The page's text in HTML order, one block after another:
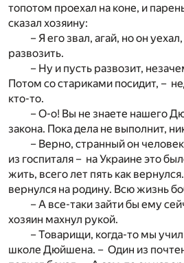
топотом проехал на коне, и
сказал хозяину:
– Я его звал, агай, но он
развозить.
– Ну и пусть развозит,
Потом со стариками посидит, –
кто-то.
– О-о! Вы не знаете нашего
закона. Пока дела не выполнит,
– Верно, странный он
из госпиталя – на Украине это
жить, всего лет пять как
вернулся на родину. Всю жизнь
– А все-таки зайти бы ему
хозяин махнул рукой.
– Товарищи, когда-то мы
школе Дюйшена. – Один из